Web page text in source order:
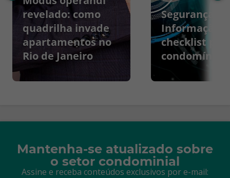
revelado: como
quadrilha invade
apartamentos no
Rio de Janeiro
Segurança da
Informação:
checklist
condomínios
Mantenha-se atualizado sobre
o setor condominial
Assine e receba conteúdos exclusivos por e-mail: